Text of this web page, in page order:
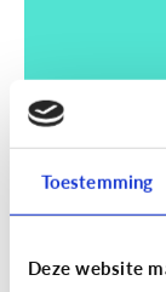
Toestemming
Deze website